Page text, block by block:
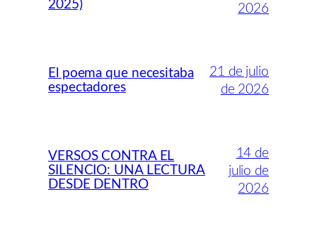
2025)
2026
El poema que necesitaba
espectadores
21 de julio
de 2026
VERSOS CONTRA EL
SILENCIO: UNA LECTURA
DESDE DENTRO
14 de
julio de
2026